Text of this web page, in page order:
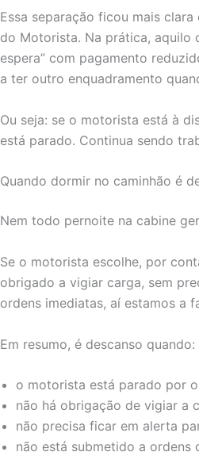
Essa separação ficou mais
do Motorista. Na prática, aquilo
espera” com pagamento
a ter outro enquadramento
Ou seja: se o motorista está à
está parado. Continua sendo
Quando dormir no caminhão é
Nem todo pernoite na cabine
Se o motorista escolhe, por
obrigado a vigiar carga, sem
ordens imediatas, aí estamos a
Em resumo, é descanso quando:
o motorista está parado por
não há obrigação de vigiar a
não precisa ficar em alerta
não está submetido a ordens